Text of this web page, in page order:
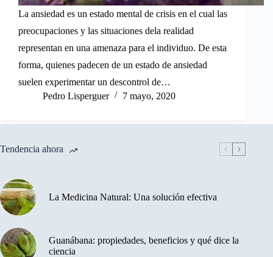
La ansiedad es un estado mental de crisis en el cual las
preocupaciones y las situaciones dela realidad
representan en una amenaza para el individuo. De esta
forma, quienes padecen de un estado de ansiedad
suelen experimentar un descontrol de…
Pedro Lisperguer
7 mayo, 2020
Tendencia ahora
La Medicina Natural: Una solución efectiva
Guanábana: propiedades, beneficios y qué dice la
ciencia